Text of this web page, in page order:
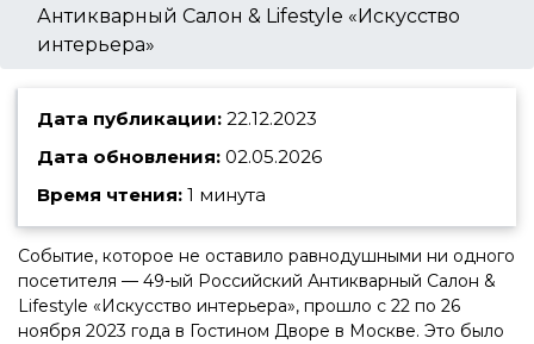
Антикварный Салон & Lifestyle «Искусство
интерьера»
Дата публикации: 22.12.2023
Дата обновления: 02.05.2026
Время чтения: 1 минута
Событие, которое не оставило равнодушными ни одного
посетителя — 49-ый Российский Антикварный Салон &
Lifestyle «Искусство интерьера», прошло с 22 по 26
ноября 2023 года в Гостином Дворе в Москве. Это было